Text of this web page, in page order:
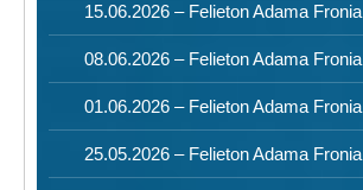
15.06.2026 – Felieton Adama Fronia
08.06.2026 – Felieton Adama Fronia
01.06.2026 – Felieton Adama Fronia
25.05.2026 – Felieton Adama Fronia